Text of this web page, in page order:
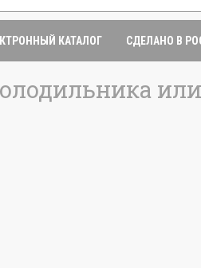
КАТАЛОГ СДЕЛАНО В